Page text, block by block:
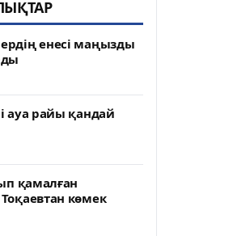
енесі маңызды
ауа райы қандай
қамалған
көмек